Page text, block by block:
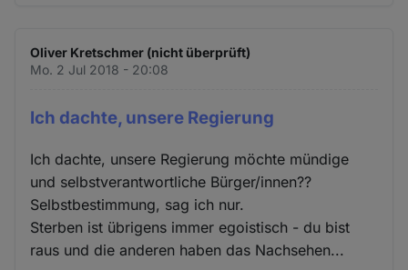
Oliver Kretschmer (nicht überprüft)
Mo. 2 Jul 2018 - 20:08
Ich dachte, unsere Regierung
Ich dachte, unsere Regierung möchte mündige
und selbstverantwortliche Bürger/innen??
Selbstbestimmung, sag ich nur.
Sterben ist übrigens immer egoistisch - du bist
raus und die anderen haben das Nachsehen...